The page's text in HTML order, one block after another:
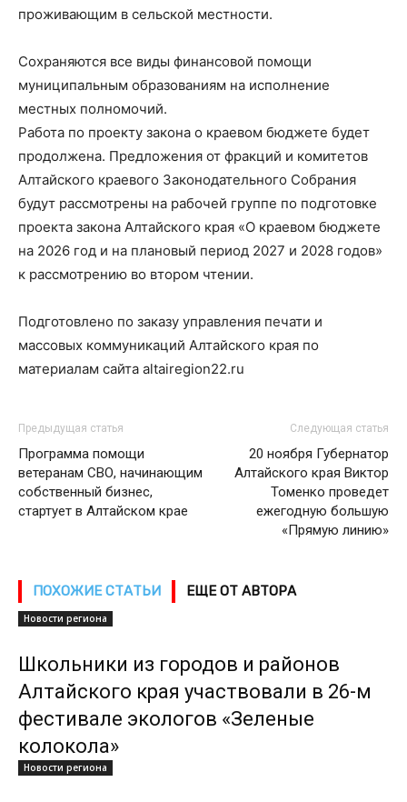
проживающим в сельской местности.
Сохраняются все виды финансовой помощи
муниципальным образованиям на исполнение
местных полномочий.
Работа по проекту закона о краевом бюджете будет
продолжена. Предложения от фракций и комитетов
Алтайского краевого Законодательного Собрания
будут рассмотрены на рабочей группе по подготовке
проекта закона Алтайского края «О краевом бюджете
на 2026 год и на плановый период 2027 и 2028 годов»
к рассмотрению во втором чтении.
Подготовлено по заказу управления печати и
массовых коммуникаций Алтайского края по
материалам сайта altairegion22.ru
Предыдущая статья
Программа помощи
ветеранам СВО, начинающим
собственный бизнес,
стартует в Алтайском крае
Следующая статья
20 ноября Губернатор
Алтайского края Виктор
Томенко проведет
ежегодную большую
«Прямую линию»
ПОХОЖИЕ СТАТЬИ ЕЩЕ ОТ АВТОРА
Новости региона
Школьники из городов и районов
Алтайского края участвовали в 26-м
фестивале экологов «Зеленые
колокола»
Новости региона